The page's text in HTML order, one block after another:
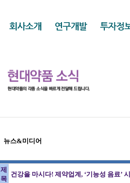
뉴스&미디어
제
목
건강을 마시다! 제약업계, ‘기능성 음료’